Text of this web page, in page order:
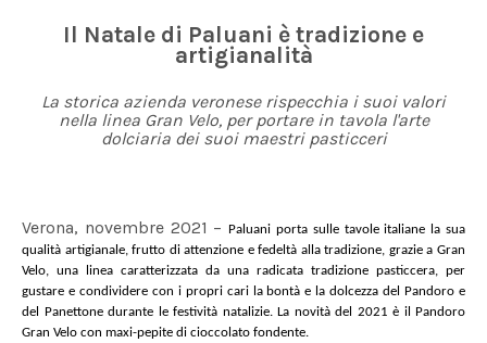
Il Natale di Paluani è tradizione e
artigianalità
La storica azienda veronese rispecchia i suoi valori
nella linea Gran Velo, per portare in tavola l'arte
dolciaria dei suoi maestri pasticceri
Verona, novembre 2021 –
Paluani porta sulle tavole italiane la sua
qualità artigianale, frutto di attenzione e fedeltà alla tradizione, grazie a Gran
Velo, una linea caratterizzata da una radicata tradizione pasticcera, per
gustare e condividere con i propri cari la bontà e la dolcezza del Pandoro e
del Panettone durante le festività natalizie. La novità del 2021 è il Pandoro
Gran Velo con maxi-pepite di cioccolato fondente.